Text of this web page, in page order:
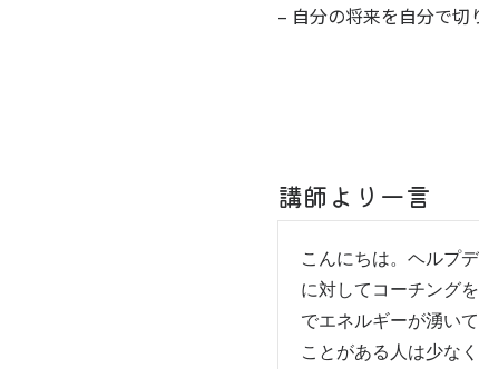
– 自分の将来を自分で切
講師より一言
こんにちは。ヘルプ
に対してコーチング
でエネルギーが湧い
ことがある人は少な